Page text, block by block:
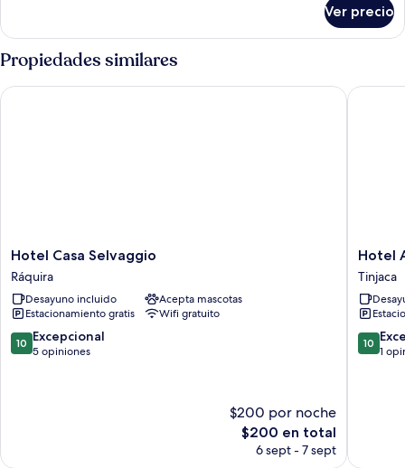
familiar
Ver precio
Propiedades similares
Hotel
Casa
Selvaggio
Ráquira
Hotel Casa Selvaggio
Ráquira
Desayuno incluido
Acepta mascotas
Estacionamiento gratis
Wifi gratuito
10.0
de
10 Excepcional
5 opiniones
$200 por noche
El
precio
$200 en total
6 sept - 7 sept
Hotel Casa Selvaggio
Hotel
Alma
Tinjaca
Hotel
Tinjaca
10.0
de
10
1
Hotel